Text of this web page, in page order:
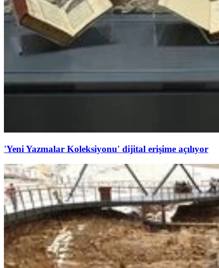
'Yeni Yazmalar Koleksiyonu' dijital erişime açılıyor